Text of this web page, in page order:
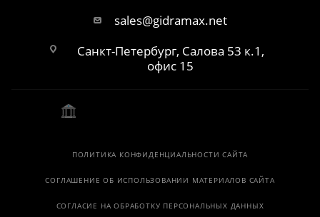
sales@gidramax.net
Санкт-Петербург, Салова 53 к.1,
офис 15
ПОЛИТИКА КОНФИДЕНЦИАЛЬНОСТИ САЙТА
СОГЛАШЕНИЕ ОБ ИСПОЛЬЗОВАНИИ МАТЕРИАЛОВ САЙТА
СОГЛАСИЕ НА ОБРАБОТКУ ПЕРСОНАЛЬНЫХ ДАННЫХ